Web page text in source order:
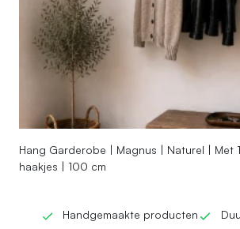
Hang Garderobe | Magnus | Naturel | Met
haakjes | 100 cm
Handgemaakte producten